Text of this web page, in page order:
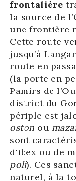
frontalière
la source de
une frontière
Cette route
jusqu’à
route en
(la porte en
Pamirs de
district du
périple est
oston ou
sont
d'ibex ou de
poli). Ces
naturel, à la